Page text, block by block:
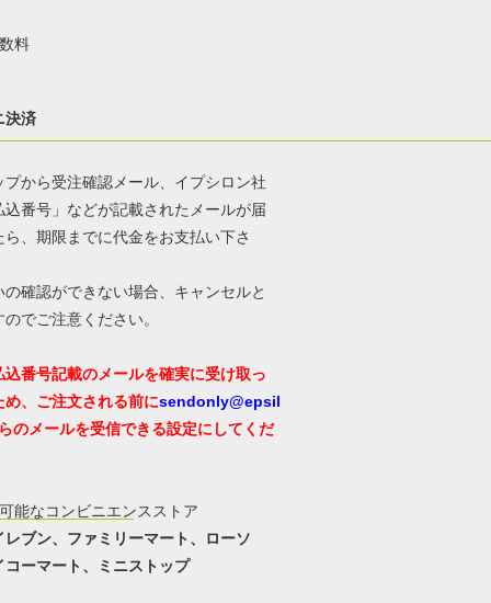
料
決済
プから受注確認メール、イプシロン社
込番号」などが記載されたメールが届
ら、期限までに代金をお支払い下さ
の確認ができない場合、キャンセルと
でご注意ください。
込番号記載のメールを確実に受け取っ
め、ご注文される前にsendonly@epsil
のメールを受信できる設定にしてくだ
能なコンビニエンスストア
レブン、ファミリーマート、ローソ
コーマート、ミニストップ